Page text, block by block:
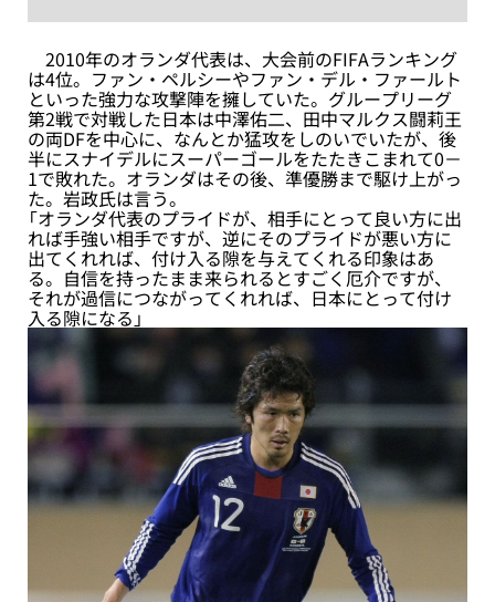
2010年のオランダ代表は、大会前のFIFAランキング
は4位。ファン・ペルシーやファン・デル・ファールト
といった強力な攻撃陣を擁していた。グループリーグ
第2戦で対戦した日本は中澤佑二、田中マルクス闘莉王
の両DFを中心に、なんとか猛攻をしのいでいたが、後
半にスナイデルにスーパーゴールをたたきこまれて0－
1で敗れた。オランダはその後、準優勝まで駆け上がっ
た。岩政氏は言う。
「オランダ代表のプライドが、相手にとって良い方に出
れば手強い相手ですが、逆にそのプライドが悪い方に
出てくれれば、付け入る隙を与えてくれる印象はあ
る。自信を持ったまま来られるとすごく厄介ですが、
それが過信につながってくれれば、日本にとって付け
入る隙になる」